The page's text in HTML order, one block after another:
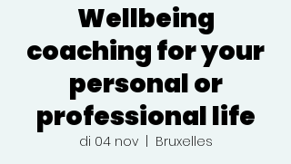
Wellbeing
coaching for your
personal or
professional life
di 04 nov
  |
Bruxelles